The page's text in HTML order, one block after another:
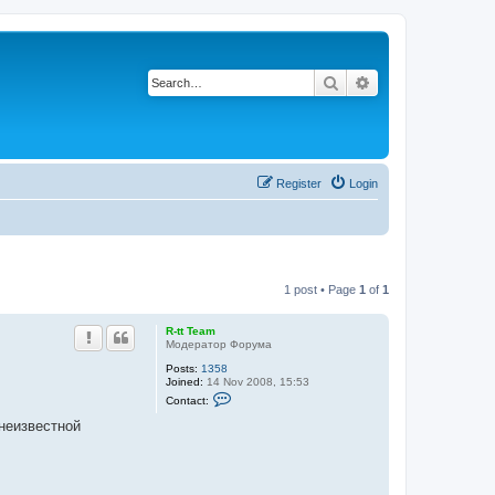
Search
Login
Register
1 post • Page 1 of 1
R-tt Team
Модератор Форума
Posts: 1358
Joined: 14 Nov 2008, 15:53
Contact: